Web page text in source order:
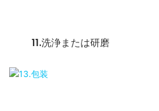
11.洗浄または研磨